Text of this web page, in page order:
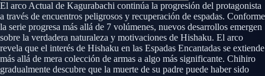
El arco Actual de Kagurabachi continúa la progresión del protagonista
a través de encuentros peligrosos y recuperación de espadas. Conforme
la serie progresa más allá de 7 volúmenes, nuevos desarrollos emergen
sobre la verdadera naturaleza y motivaciones de Hishaku. El arco
revela que el interés de Hishaku en las Espadas Encantadas se extiende
más allá de mera colección de armas a algo más significante. Chihiro
gradualmente descubre que la muerte de su padre puede haber sido